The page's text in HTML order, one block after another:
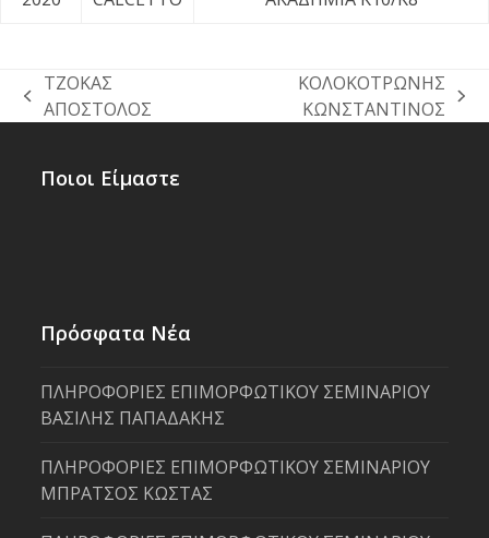
previous
ΤΖΟΚΑΣ
ΑΠΟΣΤΟΛΟΣ
ΚΟΛΟΚΟΤΡΩΝΗΣ
ΚΩΝΣΤΑΝΤΙΝΟΣ
Ποιοι Είμαστε
Πρόσφατα Νέα
ΠΛΗΡΟΦΟΡΙΕΣ ΕΠΙΜΟΡΦΩΤΙΚΟΥ ΣΕΜΙΝΑΡΙΟΥ
ΒΑΣΙΛΗΣ ΠΑΠΑΔΑΚΗΣ
ΠΛΗΡΟΦΟΡΙΕΣ ΕΠΙΜΟΡΦΩΤΙΚΟΥ ΣΕΜΙΝΑΡΙΟΥ
ΜΠΡΑΤΣΟΣ ΚΩΣΤΑΣ